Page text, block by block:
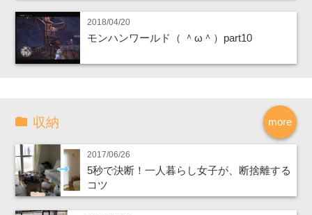
2018/04/20
モンハンワールド（ ＾ω＾）part10
more
収納
2017/06/26
5秒で決断！一人暮らし女子が、断捨離する
コツ